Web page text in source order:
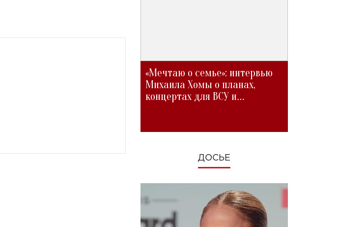
«Мечтаю о семье»: интервью
Михаила Хомы о планах,
концертах для ВСУ и
ДОСЬЕ